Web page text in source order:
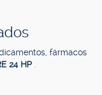
fármacos
24 HP